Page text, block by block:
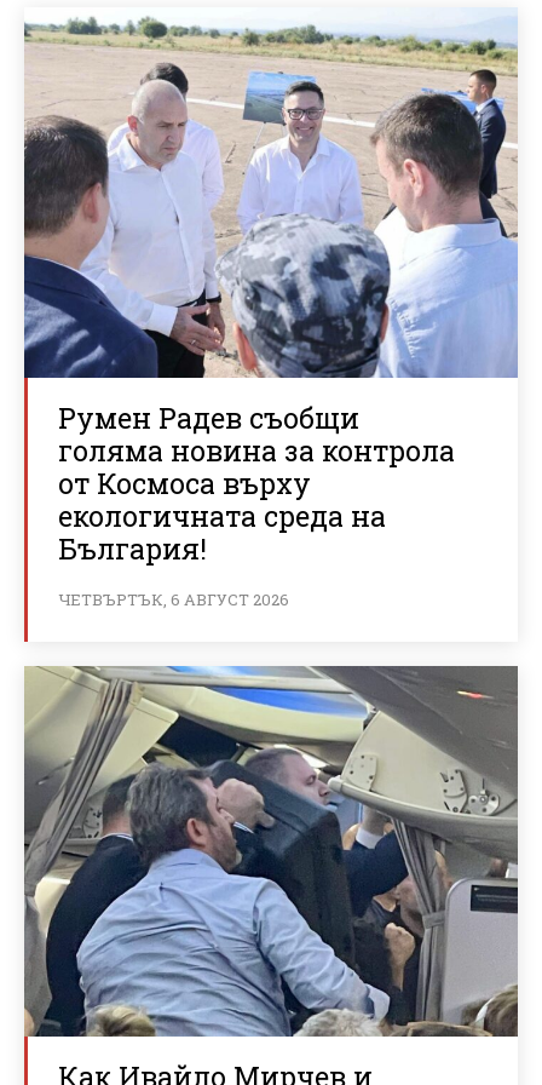
Румен Радев съобщи
голяма новина за контрола
от Космоса върху
екологичната среда на
България!
ЧЕТВЪРТЪК, 6 АВГУСТ 2026
Как Ивайло Мирчев и